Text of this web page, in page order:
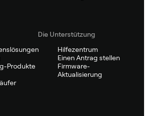
Produkte
Die Unterstützung
Hilfezentrum
Einen Antrag stellen
Firmware-
Aktualisierung